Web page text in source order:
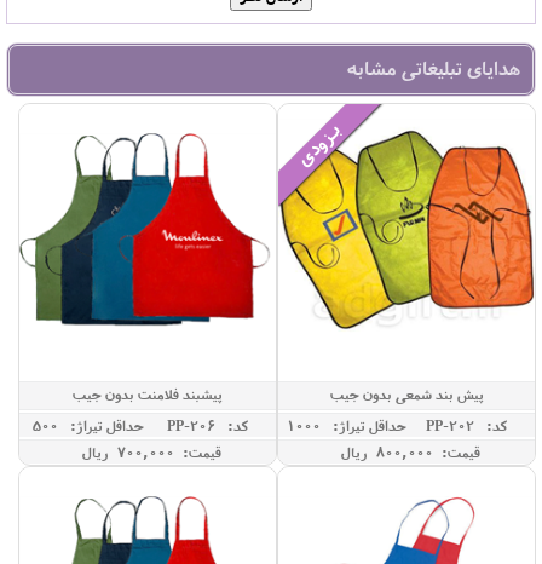
هدایای تبلیغاتی مشابه
پیش بند شمعی بدون جیب
کد: PP-202
حداقل تيراژ: 1000
قیمت: 800,000 ريال
پیشبند فلامنت بدون جیب
کد: PP-206
حداقل تيراژ: 500
قیمت: 700,000 ريال